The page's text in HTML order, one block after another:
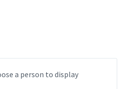
a person to display